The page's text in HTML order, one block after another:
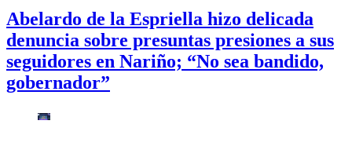
Abelardo de la Espriella hizo delicada
denuncia sobre presuntas presiones a sus
seguidores en Nariño; “No sea bandido,
gobernador”